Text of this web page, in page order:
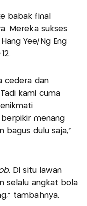
babak final
Mereka sukses
Yee/Ng Eng
cedera dan
kami cuma
menang
bagus dulu saja,"
. Di situ lawan
selalu angkat bola
tambahnya.